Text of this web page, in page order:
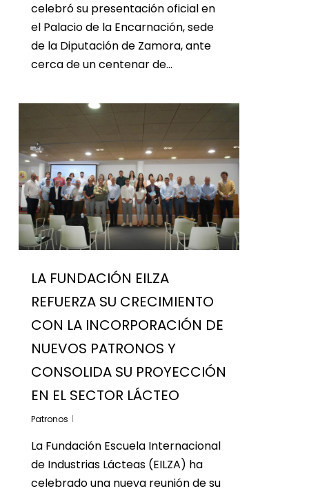
celebró su presentación oficial en
el Palacio de la Encarnación, sede
de la Diputación de Zamora, ante
cerca de un centenar de…
LA FUNDACIÓN EILZA
REFUERZA SU CRECIMIENTO
CON LA INCORPORACIÓN DE
NUEVOS PATRONOS Y
CONSOLIDA SU PROYECCIÓN
EN EL SECTOR LÁCTEO
Patronos
La Fundación Escuela Internacional
de Industrias Lácteas (EILZA) ha
celebrado una nueva reunión de su